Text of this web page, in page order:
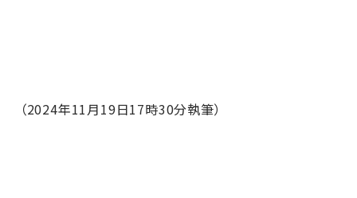
（2024年11月19日17時30分執筆）